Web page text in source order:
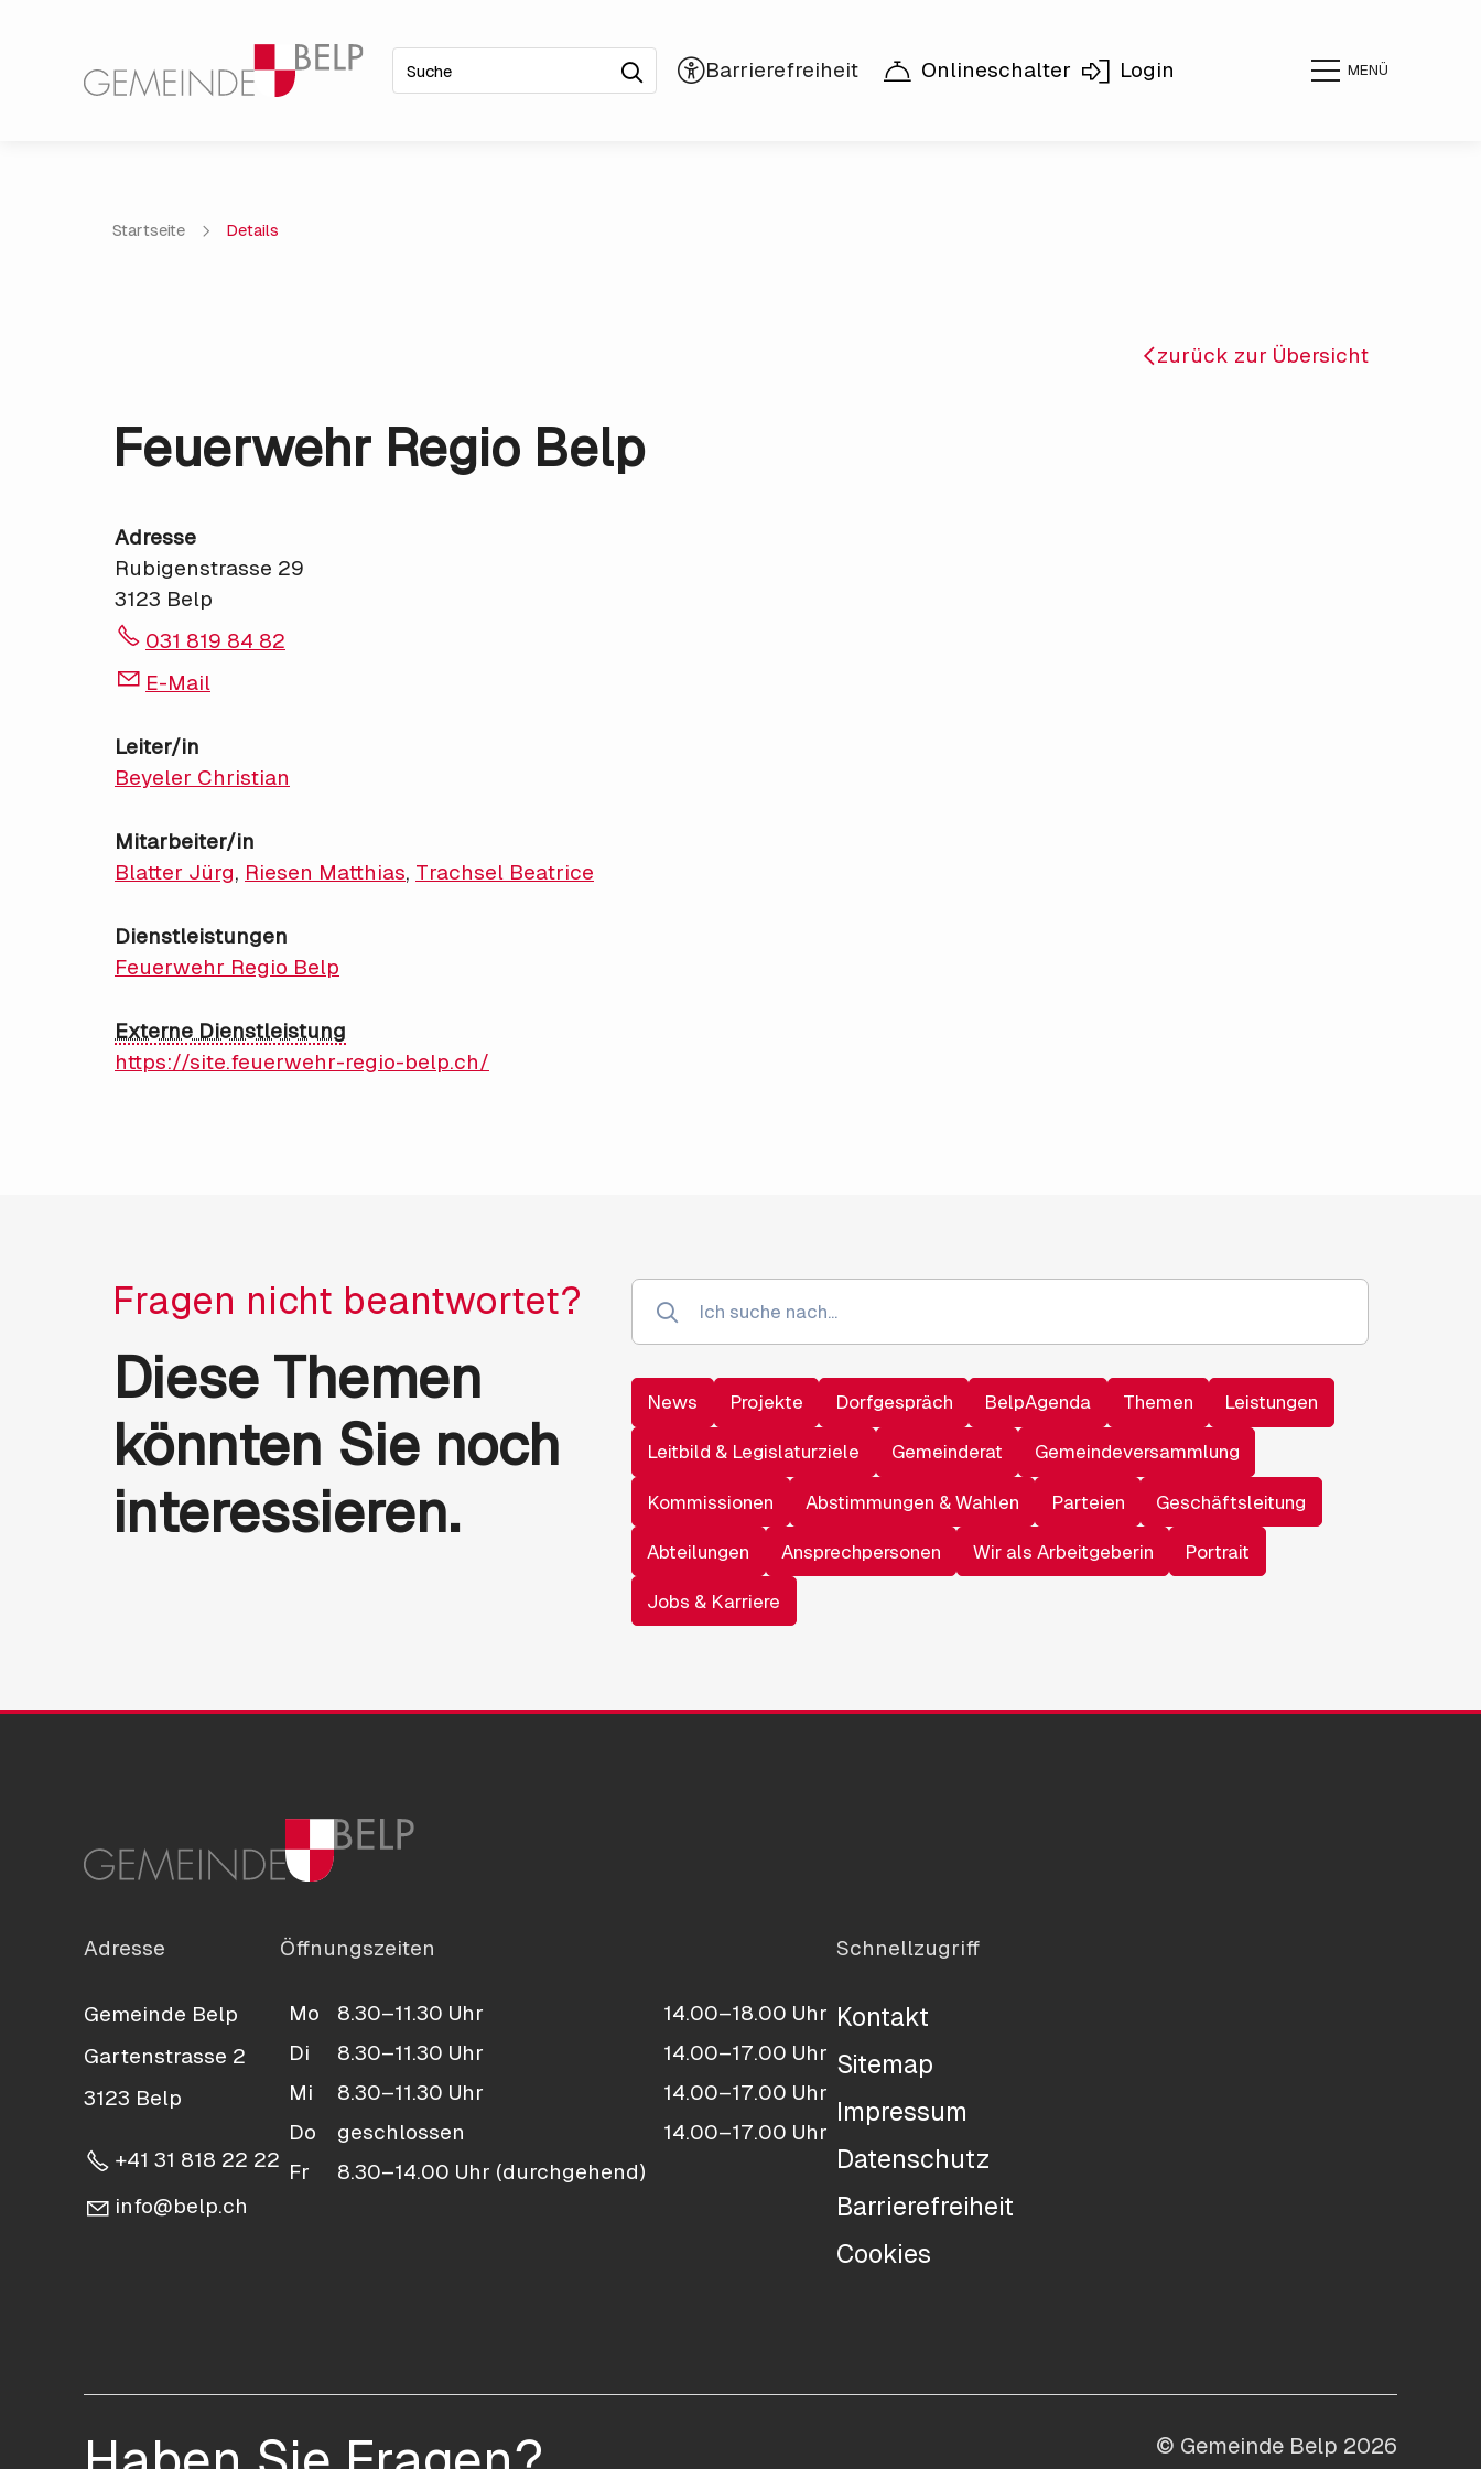
Onlineschalter Login MENÜ
Startseite Details
zurück zur Übersicht
Feuerwehr Regio Belp
Adresse
Rubigenstrasse 29
3123 Belp
031 819 84 82
E-Mail
Leiter/in
Beyeler Christian
Mitarbeiter/in
Blatter Jürg, Riesen Matthias, Trachsel Beatrice
Dienstleistungen
Feuerwehr Regio Belp
Externe Dienstleistung
https://site.feuerwehr-regio-belp.ch/
Fragen nicht beantwortet?
Diese Themen
könnten Sie noch
interessieren.
News Projekte Dorfgespräch BelpAgenda Themen Leistungen
Leitbild & Legislaturziele Gemeinderat Gemeindeversammlung
Kommissionen Abstimmungen & Wahlen Parteien Geschäftsleitung
Abteilungen Ansprechpersonen Wir als Arbeitgeberin Portrait
Jobs & Karriere
Adresse
Gemeinde Belp
Gartenstrasse 2
3123 Belp
+41 31 818 22 22
nf b lp ch
Öffnungszeiten
Mo 8.30–11.30 Uhr
14.00–18.00 Uhr
Di
8.30–11.30 Uhr
14.00–17.00 Uhr
Mi
8.30–11.30 Uhr
14.00–17.00 Uhr
Do
geschlossen
14.00–17.00 Uhr
Fr
8.30–14.00 Uhr (durchgehend)
Schnellzugriff
Kontakt
Sitemap
Impressum
Datenschutz
Barrierefreiheit
Cookies
© Gemeinde Belp 2026